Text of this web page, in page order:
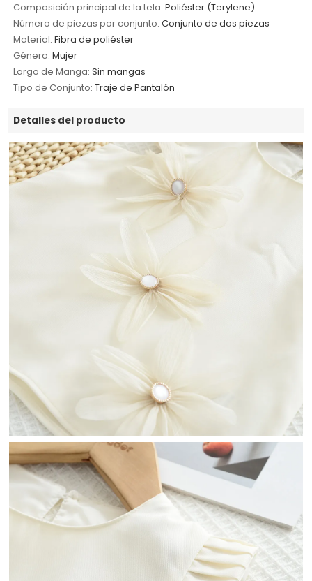
Composición principal de la tela: Poliéster (Terylene)
Número de piezas por conjunto: Conjunto de dos piezas
Material: Fibra de poliéster
Género: Mujer
Largo de Manga: Sin mangas
Tipo de Conjunto: Traje de Pantalón
Detalles del producto